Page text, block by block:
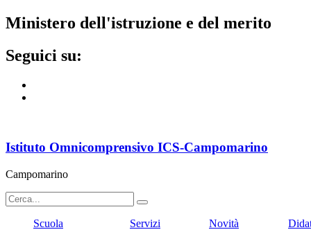
ministero dell'istruzione e del merito
seguici su:
Istituto Omnicomprensivo ICS-Campomarino
Campomarino
Scuola Servizi Novità